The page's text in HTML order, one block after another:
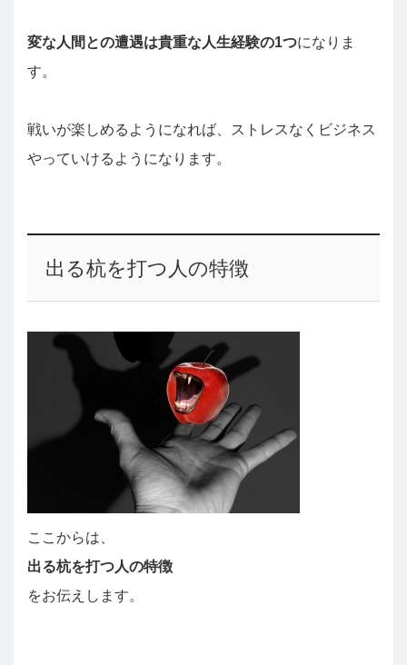
変な人間との遭遇は貴重な人生経験の1つになりま
す。
戦いが楽しめるようになれば、ストレスなくビジネス
やっていけるようになります。
出る杭を打つ人の特徴
ここからは、
出る杭を打つ人の特徴
をお伝えします。